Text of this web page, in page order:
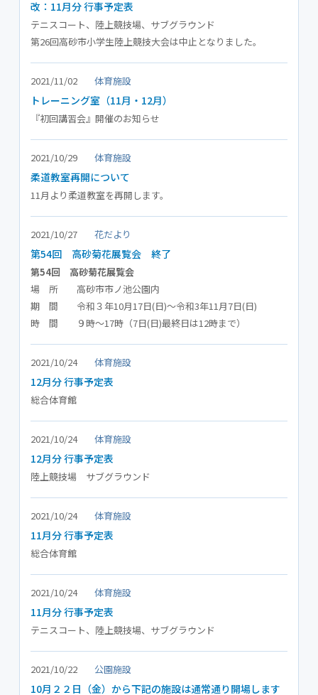
改：11月分 行事予定表
テニスコート、陸上競技場、サブグラウンド
第26回高砂市小学生陸上競技大会は中止となりました。
2021/11/02 体育施設
トレーニング室（11月・12月）
『初回講習会』開催のお知らせ
2021/10/29 体育施設
柔道教室再開について
11月より柔道教室を再開します。
2021/10/27 花だより
第54回 高砂菊花展覧会 終了
第54回 高砂菊花展覧会
場 所 高砂市市ノ池公園内
期 間 令和３年10月17日(日)～令和3年11月7日(日)
時 間 ９時～17時（7日(日)最終日は12時まで）
2021/10/24 体育施設
12月分 行事予定表
総合体育館
2021/10/24 体育施設
12月分 行事予定表
陸上競技場 サブグラウンド
2021/10/24 体育施設
11月分 行事予定表
総合体育館
2021/10/24 体育施設
11月分 行事予定表
テニスコート、陸上競技場、サブグラウンド
2021/10/22 公園施設
10月２２日（金）から下記の施設は通常通り開場します